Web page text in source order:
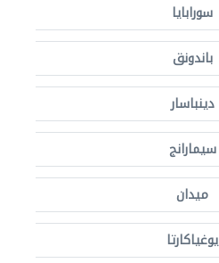
سورابايا
باندونق
دينباسار
سيمارانج
ميدان
يوغياكارتا